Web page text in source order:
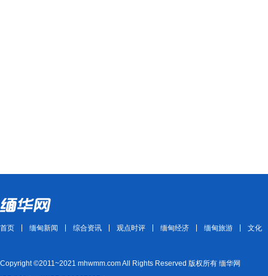
首页 缅甸新闻 综合资讯 观点时评 缅甸经济 缅甸旅游 文化
Copyright ©2011~2021 mhwmm.com All Rights Reserved 版权所有 缅华网